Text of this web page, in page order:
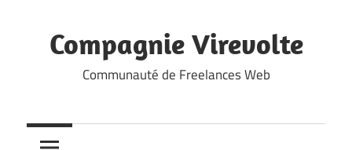
content
Compagnie Virevolte
Communauté de Freelances Web